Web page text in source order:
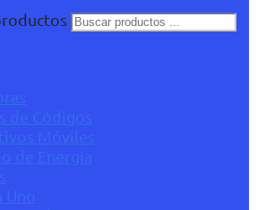
de Códigos
Móviles
de Energía
Uno